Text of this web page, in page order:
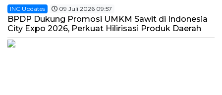
INC Updates 09 Juli 2026 09:57
BPDP Dukung Promosi UMKM Sawit di Indonesia
City Expo 2026, Perkuat Hilirisasi Produk Daerah